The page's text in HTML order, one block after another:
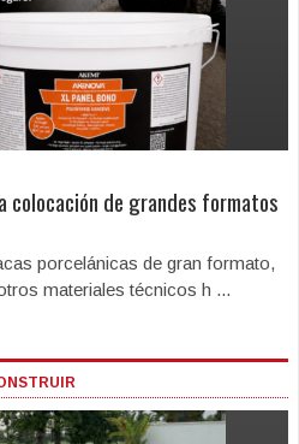
colocación de grandes formatos
porcelánicas de gran formato,
materiales técnicos h ...